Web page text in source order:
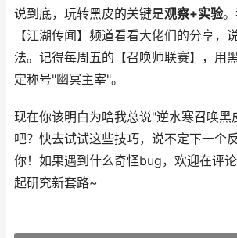
说到底，玩转黑皮的关键是观察+实验
【江湖传闻】频道看看大佬们的分享，
法。记得每周五的【召唤师联赛】，用
定称号"幽冥主宰"。
现在你该明白为啥我总说"逆水寒召唤黑
吧？快去试试这些技巧，说不定下一个
你！如果遇到什么奇怪bug，欢迎在评
起研究新套路~